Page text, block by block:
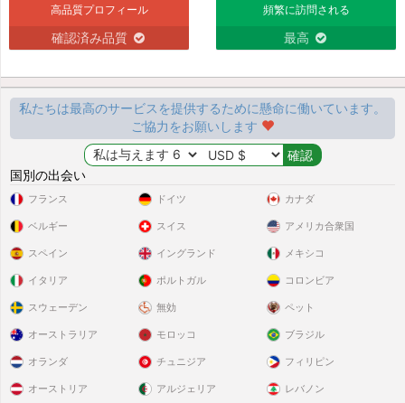
高品質プロフィール
確認済み品質
頻繁に訪問される
最高
私たちは最高のサービスを提供するために懸命に働いています。
ご協力をお願いします
国別の出会い
フランス
ベルギー
スペイン
イタリア
スウェーデン
ドイツ
スイス
イングランド
ポルトガル
無効
カナダ
アメリカ合衆国
メキシコ
コロンビア
ペット
オーストラリア
オランダ
オーストリア
モロッコ
チュニジア
アルジェリア
ブラジル
フィリピン
レバノン